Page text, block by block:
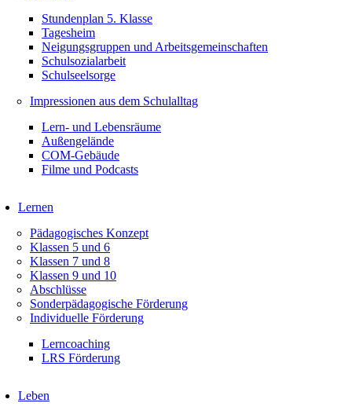
Stundenplan 5. Klasse
Tagesheim
Neigungsgruppen und Arbeitsgemeinschaften
Schulsozialarbeit
Schulseelsorge
Impressionen aus dem Schulalltag
Lern- und Lebensräume
Außengelände
COM-Gebäude
Filme und Podcasts
Lernen
Pädagogisches Konzept
Klassen 5 und 6
Klassen 7 und 8
Klassen 9 und 10
Abschlüsse
Sonderpädagogische Förderung
Individuelle Förderung
Lerncoaching
LRS Förderung
Leben